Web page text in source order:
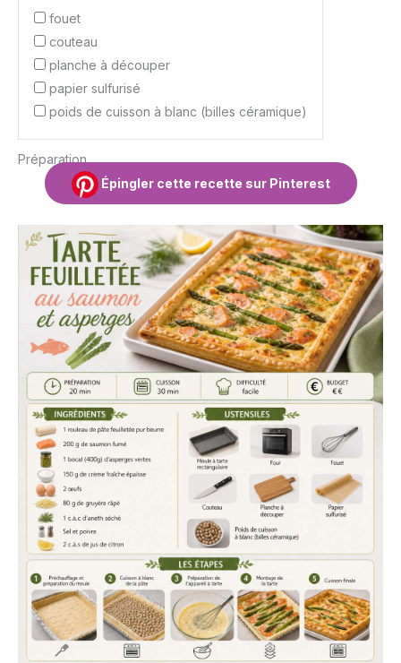
fouet
couteau
planche à découper
papier sulfurisé
poids de cuisson à blanc (billes céramique)
Préparation
Épingler cette recette sur Pinterest